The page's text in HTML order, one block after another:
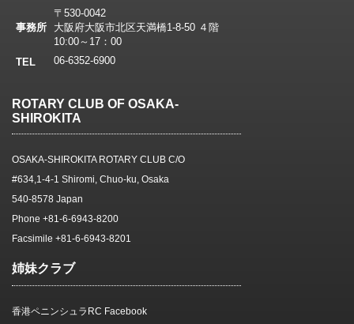
事務所
〒530-0042
大阪府大阪市北区天満橋1-8-50 ４階
10:00～17：00
TEL
06-6352-6900
ROTARY CLUB OF OSAKA-
SHIROKITA
OSAKA-SHIROKITA ROTARY CLUB C/O
#634,1-4-1 Shiromi, Chuo-ku, Osaka
540-8578 Japan
Phone +81-6-6943-8200
Facsimile +81-6-6943-8201
姉妹クラブ
香港ペニンシュラRC Facebook